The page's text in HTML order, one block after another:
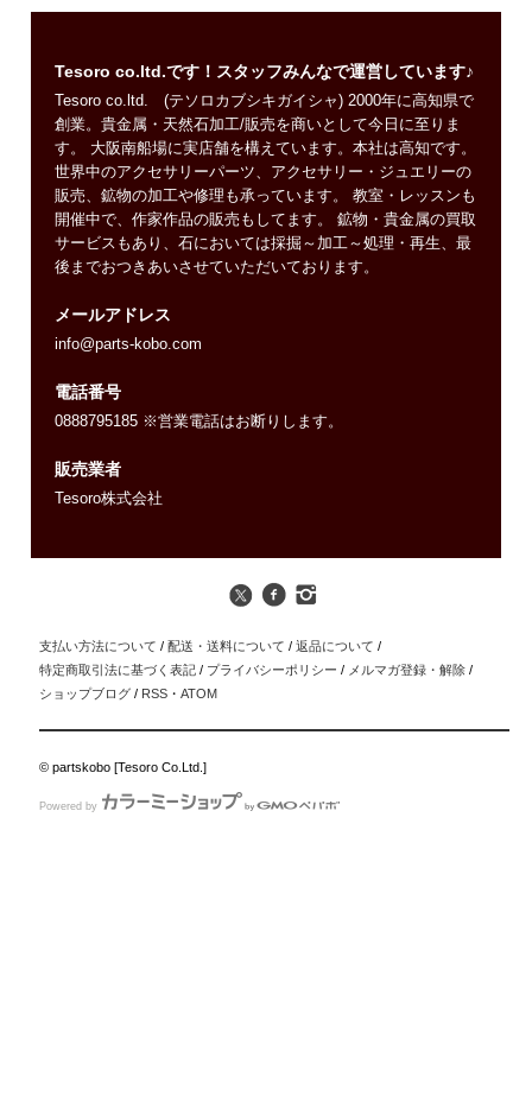
Tesoro co.ltd.です！スタッフみんなで運営しています♪
Tesoro co.ltd. (テソロカブシキガイシャ) 2000年に高知県で
創業。貴金属・天然石加工/販売を商いとして今日に至りま
す。 大阪南船場に実店舗を構えています。本社は高知です。
世界中のアクセサリーパーツ、アクセサリー・ジュエリーの
販売、鉱物の加工や修理も承っています。 教室・レッスンも
開催中で、作家作品の販売もしてます。 鉱物・貴金属の買取
サービスもあり、石においては採掘～加工～処理・再生、最
後までおつきあいさせていただいております。
メールアドレス
info@parts-kobo.com
電話番号
0888795185 ※営業電話はお断りします。
販売業者
Tesoro株式会社
支払い方法について / 配送・送料について / 返品について /
特定商取引法に基づく表記 / プライバシーポリシー / メルマガ登録・解除 /
ショップブログ / RSS ・ATOM
© partskobo [Tesoro Co.Ltd.]
Powered by